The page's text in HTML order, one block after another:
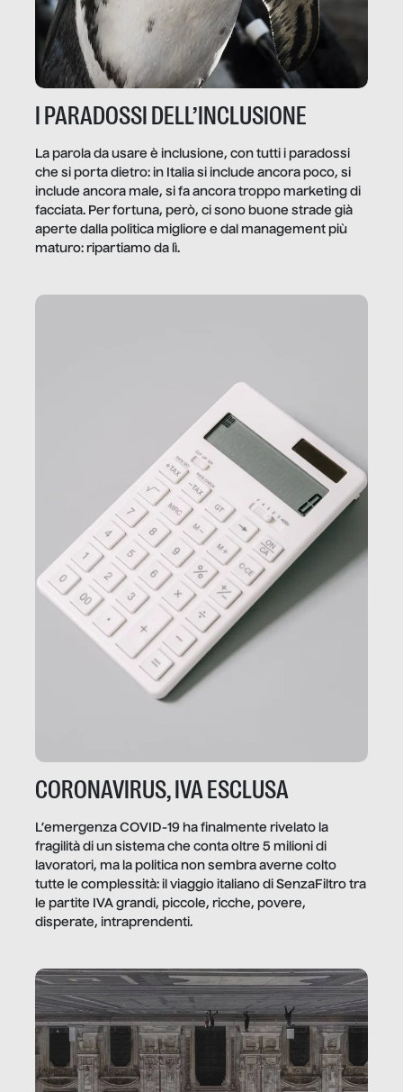
I PARADOSSI DELL’INCLUSIONE
La parola da usare è inclusione, con tutti i paradossi
che si porta dietro: in Italia si include ancora poco, si
include ancora male, si fa ancora troppo marketing di
facciata. Per fortuna, però, ci sono buone strade già
aperte dalla politica migliore e dal management più
maturo: ripartiamo da lì.
CORONAVIRUS, IVA ESCLUSA
L’emergenza COVID-19 ha finalmente rivelato la
fragilità di un sistema che conta oltre 5 milioni di
lavoratori, ma la politica non sembra averne colto
tutte le complessità: il viaggio italiano di SenzaFiltro tra
le partite IVA grandi, piccole, ricche, povere,
disperate, intraprendenti.